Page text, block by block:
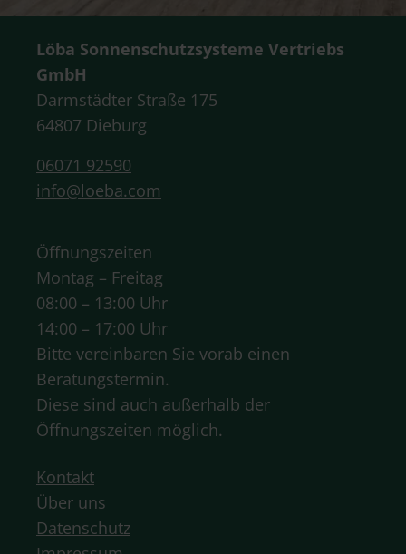
Löba Sonnenschutzsysteme Vertriebs
GmbH
Darmstädter Straße 175
64807 Dieburg
06071 92590
info@loeba.com
Öffnungszeiten
Montag – Freitag
08:00 – 13:00 Uhr
14:00 – 17:00 Uhr
Bitte vereinbaren Sie vorab einen
Beratungstermin.
Diese sind auch außerhalb der
Öffnungszeiten möglich.
Kontakt
Über uns
Datenschutz